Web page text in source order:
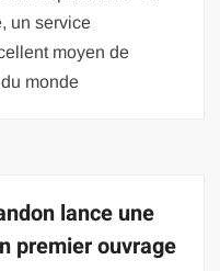
un service
moyen de
monde
lance une
premier ouvrage